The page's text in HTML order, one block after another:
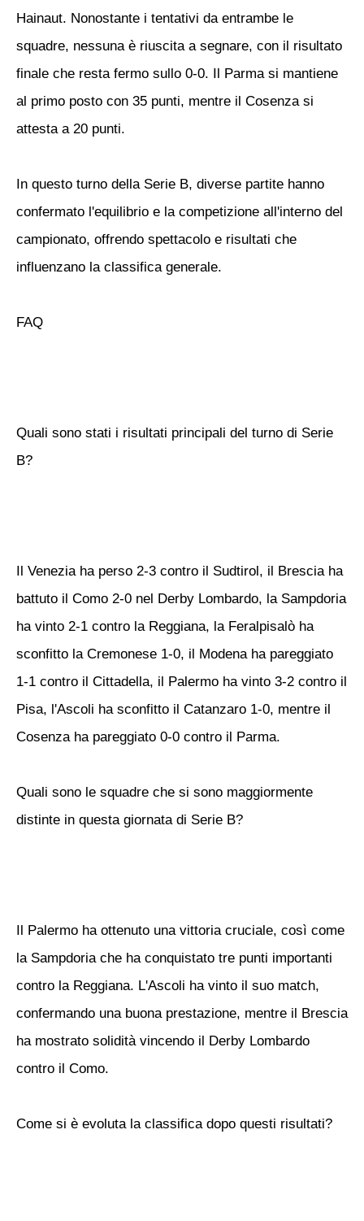
Hainaut. Nonostante i tentativi da entrambe le
squadre, nessuna è riuscita a segnare, con il risultato
finale che resta fermo sullo 0-0. Il Parma si mantiene
al primo posto con 35 punti, mentre il Cosenza si
attesta a 20 punti.
In questo turno della Serie B, diverse partite hanno
confermato l'equilibrio e la competizione all'interno del
campionato, offrendo spettacolo e risultati che
influenzano la classifica generale.
FAQ
Quali sono stati i risultati principali del turno di Serie
B?
Il Venezia ha perso 2-3 contro il Sudtirol, il Brescia ha
battuto il Como 2-0 nel Derby Lombardo, la Sampdoria
ha vinto 2-1 contro la Reggiana, la Feralpisalò ha
sconfitto la Cremonese 1-0, il Modena ha pareggiato
1-1 contro il Cittadella, il Palermo ha vinto 3-2 contro il
Pisa, l'Ascoli ha sconfitto il Catanzaro 1-0, mentre il
Cosenza ha pareggiato 0-0 contro il Parma.
Quali sono le squadre che si sono maggiormente
distinte in questa giornata di Serie B?
Il Palermo ha ottenuto una vittoria cruciale, così come
la Sampdoria che ha conquistato tre punti importanti
contro la Reggiana. L'Ascoli ha vinto il suo match,
confermando una buona prestazione, mentre il Brescia
ha mostrato solidità vincendo il Derby Lombardo
contro il Como.
Come si è evoluta la classifica dopo questi risultati?